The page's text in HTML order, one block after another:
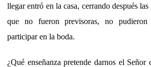
llegar entró en la casa, cerrando después
que no fueron previsoras, no
participar en la boda.
¿Qué enseñanza pretende darnos el Señor